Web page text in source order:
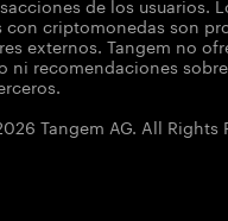
con criptomonedas son
externos. Tangem no
ni recomendaciones